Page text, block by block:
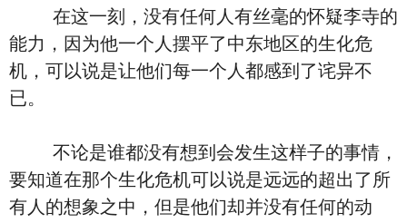
在这一刻，没有任何人有丝毫的怀疑李寺的
能力，因为他一个人摆平了中东地区的生化危
机，可以说是让他们每一个人都感到了诧异不
已。
不论是谁都没有想到会发生这样子的事情，
要知道在那个生化危机可以说是远远的超出了所
有人的想象之中，但是他们却并没有任何的动